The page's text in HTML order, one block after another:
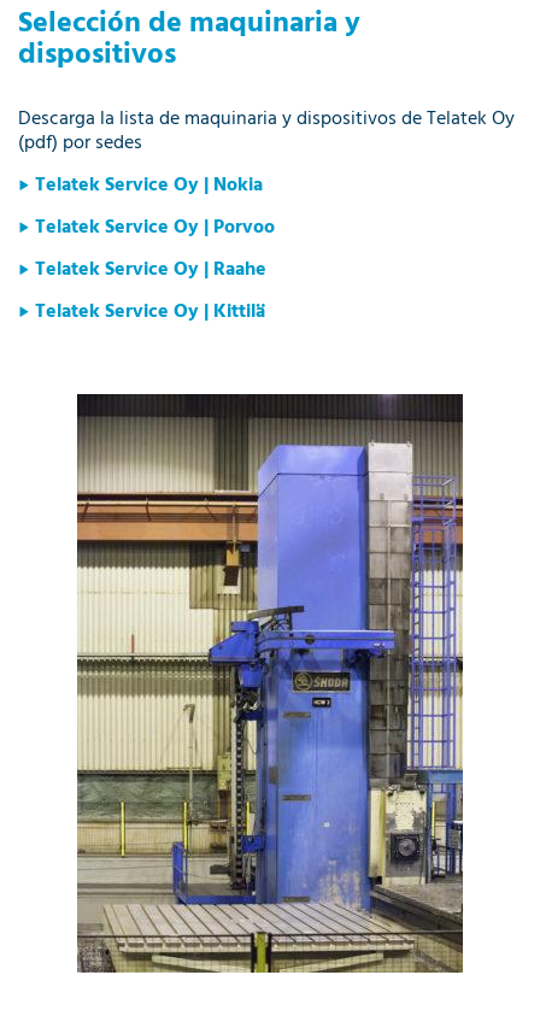
Selección de maquinaria y
dispositivos
Descarga la lista de maquinaria y dispositivos de Telatek Oy
(pdf) por sedes
Telatek Service Oy | Nokia
Telatek Service Oy | Porvoo
Telatek Service Oy | Raahe
Telatek Service Oy | Kittilä